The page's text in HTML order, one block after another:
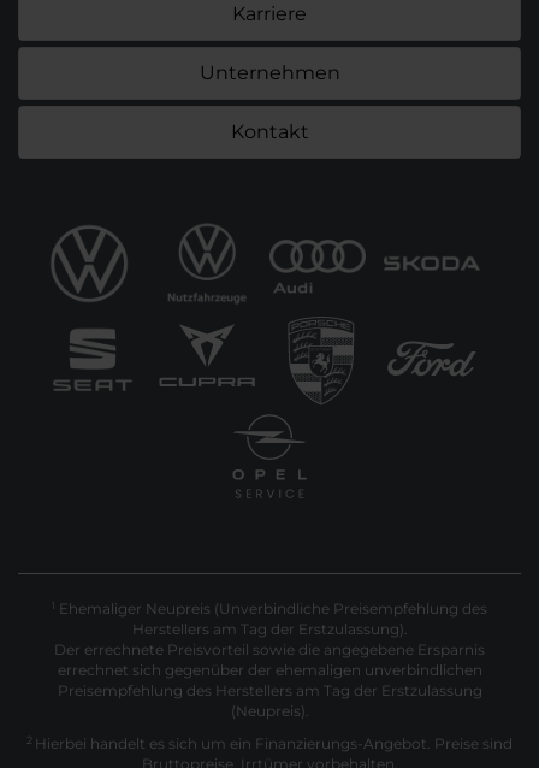
Karriere
Unternehmen
Kontakt
1 Ehemaliger Neupreis (Unverbindliche Preisempfehlung des
Herstellers am Tag der Erstzulassung).
Der errechnete Preisvorteil sowie die angegebene Ersparnis
errechnet sich gegenüber der ehemaligen unverbindlichen
Preisempfehlung des Herstellers am Tag der Erstzulassung
(Neupreis).
2 Hierbei handelt es sich um ein Finanzierungs-Angebot. Preise sind
Bruttopreise. Irrtümer vorbehalten.